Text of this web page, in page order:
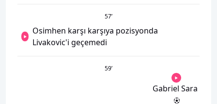
57’
Osimhen karşı karşıya pozisyonda
Livakovic'i geçemedi
59’
Gabriel Sara